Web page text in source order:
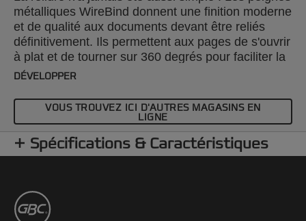
métalliques WireBind donnent une finition moderne
et de qualité aux documents devant être reliés
définitivement. Ils permettent aux pages de s'ouvrir
à plat et de tourner sur 360 degrés pour faciliter la
prise de notes et les photocopies. La reliure
documents sont présentés de façon impeccable
tout en étant totalement sécurisés. Le pas de 2:1
(23 trous) du peigne nº 12 est compatible avec
toutes les relieuses standards WireBind à pas 2:1.
DÉVELOPPER
VOUS TROUVEZ ICI D'AUTRES MAGASINS EN
LIGNE
Spécifications & Caractéristiques